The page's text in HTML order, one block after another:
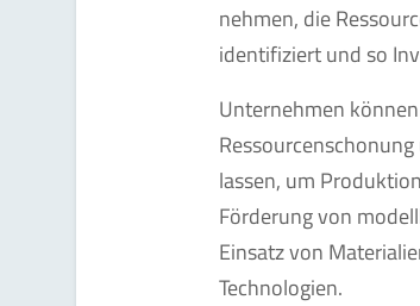
nehmen, die
identifiziert und so
Unternehmen
lassen, um
Förderung von
Einsatz von
Technologien.